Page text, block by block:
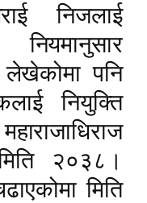
निजलाई
पनि
नियुक्ति
२०३८।
मिति